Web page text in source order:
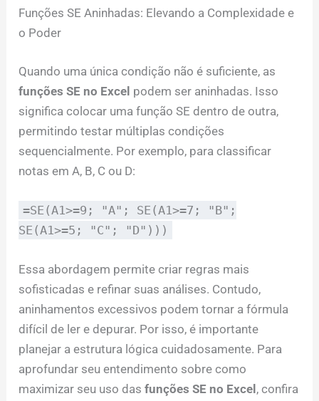
Funções SE Aninhadas: Elevando a Complexidade e
o Poder
Quando uma única condição não é suficiente, as
funções SE no Excel podem ser aninhadas. Isso
significa colocar uma função SE dentro de outra,
permitindo testar múltiplas condições
sequencialmente. Por exemplo, para classificar
notas em A, B, C ou D:
=SE(A1>=9; "A"; SE(A1>=7; "B";
SE(A1>=5; "C"; "D")))
Essa abordagem permite criar regras mais
sofisticadas e refinar suas análises. Contudo,
aninhamentos excessivos podem tornar a fórmula
difícil de ler e depurar. Por isso, é importante
planejar a estrutura lógica cuidadosamente. Para
aprofundar seu entendimento sobre como
maximizar seu uso dasfunções SE no Excel , confira